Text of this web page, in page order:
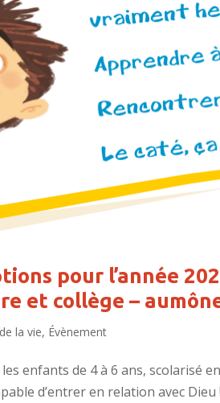
pour l’année
et collège –
la vie, Évènement
enfants de 4 à 6 ans, scolarisé
d’entrer en relation avec Dieu